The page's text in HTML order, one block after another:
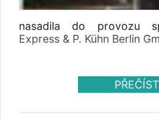
nasadila do provozu
Express & P. Kühn Berlin
PŘEČÍST